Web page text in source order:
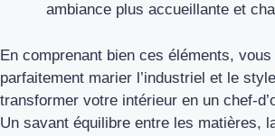
ambiance plus accueillante et
En comprenant bien ces éléments, vous
parfaitement marier l’industriel et le
transformer votre intérieur en un chef-
Un savant équilibre entre les matières,